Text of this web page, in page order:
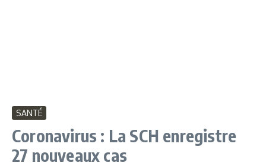
SANTÉ
Coronavirus : La SCH enregistre
27 nouveaux cas